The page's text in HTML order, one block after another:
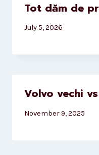
Tot dăm de
July 5, 2026
Volvo vechi
November 9, 2025